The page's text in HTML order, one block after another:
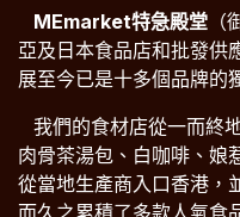
​​MEmarket特急殿堂
亞及日本食品店和批發供
展至今已是十多個品牌的
我們的食材店從一而終
肉骨茶湯包、白咖啡、娘
從當地生產商入口香港，
而久之累積了多款人氣食